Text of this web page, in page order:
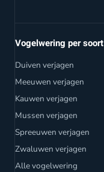
Vogelwering per soort
Duiven verjagen
Meeuwen verjagen
Kauwen verjagen
Mussen verjagen
Spreeuwen verjagen
Zwaluwen verjagen
Alle vogelwering